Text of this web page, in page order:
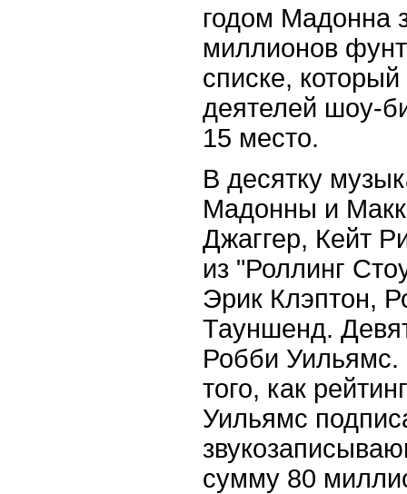
годом Мадонна
миллионов
списке,
деятелей шоу-
15 место.
В десятку
Мадонны и
Джаггер, Кейт
из "Роллинг
Эрик Клэптон,
Тауншенд.
Робби Уильямс.
того, как
Уильямс
сумму 80